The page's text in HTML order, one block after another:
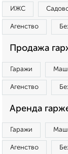
ИЖС
Агенство
Продажа
Гаражи
Агенство
Аренда
Гаражи
Агенство